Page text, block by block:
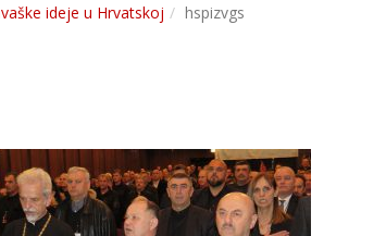
ideje u Hrvatskoj hspizvgs